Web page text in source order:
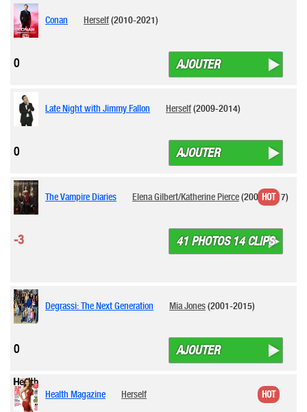
Conan Herself(2010-2021)
AJOUTER
0
Late Night with Jimmy Fallon Herself(2009-2014)
AJOUTER
0
The Vampire Diaries Elena Gilbert/Katherine Pierce(2009-2017)
41 PHOTOS 14 CLIPS
-3
HOT
Degrassi: The Next Generation Mia Jones(2001-2015)
AJOUTER
0
Health Magazine Herself HOT